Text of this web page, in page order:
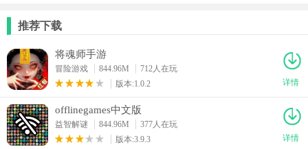
推荐下载
将魂师手游
冒险游戏 844.96M
712人在玩
版本:1.0.2
详情
offlinegames中文版
益智解谜 844.96M
377人在玩
版本:3.9.3
详情